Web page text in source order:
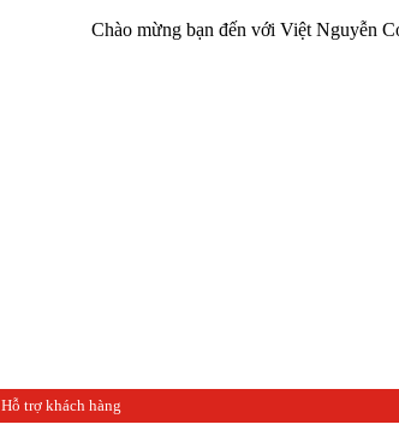
Chào mừng bạn đến với Việt Nguyễn Co. Nếu
Hỗ trợ khách hàng